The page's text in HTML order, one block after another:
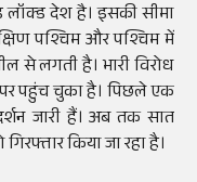
लॉक्ड देश है। इसकी सीमा
पश्चिम और पश्चिम में
से लगती है। भारी विरोध
पहुंच चुका है। पिछले एक
जारी हैं। अब तक सात
किया जा रहा है।